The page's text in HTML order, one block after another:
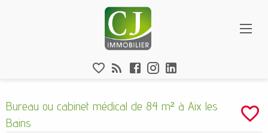
Bureau ou cabinet médical de 84 m² à
Bureau ou cabinet médical de 84 m² à Aix les
Bains